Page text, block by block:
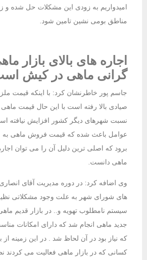
امیدواریم به زودی این مشکلات حل شده و
مناطق بومی نشین تامین شود.
اجاره های بالای بازار
گرانی ماهی در کیش
جاسم پور خاطرنشان کرد: با اینکه قیمت
صیادی بالا رفته است با این حال قیمت
نسبت شهرهای دیگر کشور افزایش
عوامل باعث شده که قیمت فروش ماهی به
برود که اصلی ترین دلیل آن را می ‌توان اجاره
ماهی دانست.
وی اضافه کرد: در دوره مدیریت آقای انصاری
های شورای شهر به علت وجود مشکلاتی
سیستم نامطلوب تهویه و.. در بازار قدیم
جدید ماهی انجام شد که دارای امکانات
که نیاز بود در آن لحاظ شد . در این زمینه از
کسانی که در بازار ماهی فعالیت می کردند